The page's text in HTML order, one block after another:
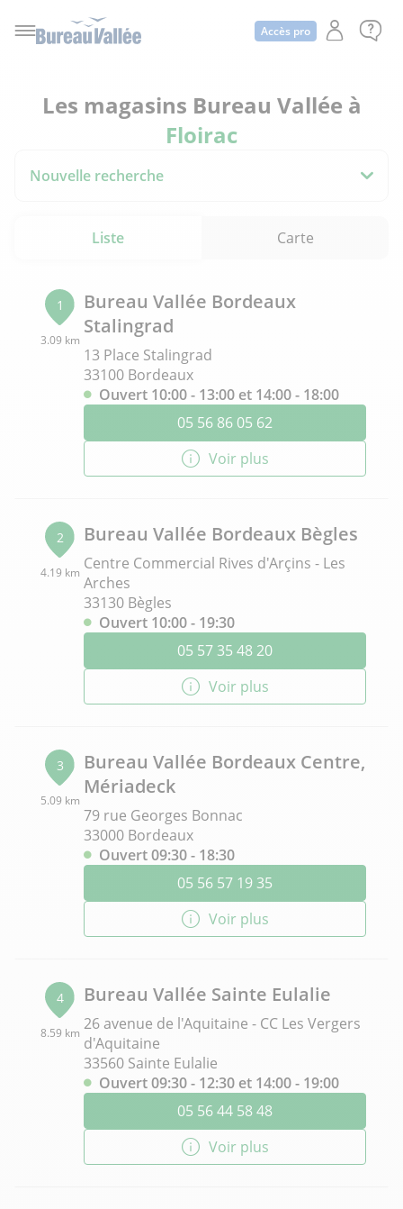
Accès pro
Les magasins Bureau Vallée à
Floirac
Nouvelle recherche
Liste Carte
1
3.09 km
Bureau Vallée Bordeaux
Stalingrad
13 Place Stalingrad
33100 Bordeaux
Ouvert 10:00 - 13:00 et 14:00 - 18:00
05 56 86 05 62
Voir plus
2
4.19 km
Bureau Vallée Bordeaux Bègles
Centre Commercial Rives d'Arçins - Les
Arches
33130 Bègles
Ouvert 10:00 - 19:30
05 57 35 48 20
Voir plus
3
5.09 km
Bureau Vallée Bordeaux Centre,
Mériadeck
79 rue Georges Bonnac
33000 Bordeaux
Ouvert 09:30 - 18:30
05 56 57 19 35
Voir plus
4
8.59 km
Bureau Vallée Sainte Eulalie
26 avenue de l'Aquitaine - CC Les Vergers
d'Aquitaine
33560 Sainte Eulalie
Ouvert 09:30 - 12:30 et 14:00 - 19:00
05 56 44 58 48
Voir plus